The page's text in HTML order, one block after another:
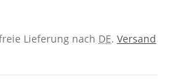
Lieferung nach DE. Versand